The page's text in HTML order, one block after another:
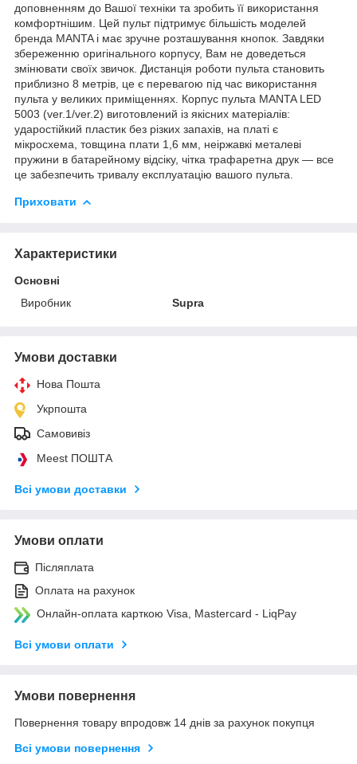
доповненням до Вашої техніки та зробить її використання
комфортнішим. Цей пульт підтримує більшість моделей
бренда MANTA і має зручне розташування кнопок. Завдяки
збереженню оригінального корпусу, Вам не доведеться
змінювати своїх звичок. Дистанція роботи пульта становить
приблизно 8 метрів, це є перевагою під час використання
пульта у великих приміщеннях. Корпус пульта MANTA LED
5003 (ver.1/ver.2) виготовлений із якісних матеріалів:
ударостійкий пластик без різких запахів, на платі є
мікросхема, товщина плати 1,6 мм, неіржавкі металеві
пружини в батарейному відсіку, чітка трафаретна друк — все
це забезпечить тривалу експлуатацію вашого пульта.
Приховати
Характеристики
Основні
Виробник
Supra
Умови доставки
Нова Пошта
Укрпошта
Самовивіз
Meest ПОШТА
Всі умови доставки
Умови оплати
Післяплата
Оплата на рахунок
Онлайн-оплата карткою Visa, Mastercard - LiqPay
Всі умови оплати
Умови повернення
Повернення товару впродовж 14 днів за рахунок покупця
Всі умови повернення